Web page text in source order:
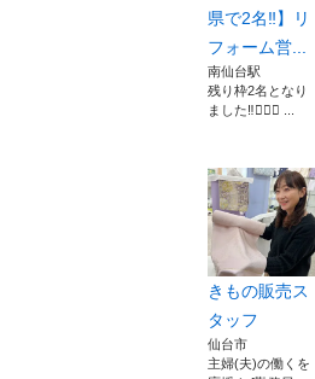
県で2名‼︎】リ
フォーム営...
南仙台駅
残り枠2名となり
ました‼︎🙇🏻‍♂️ ...
きもの販売ス
タッフ
仙台市
主婦(夫)の働くを